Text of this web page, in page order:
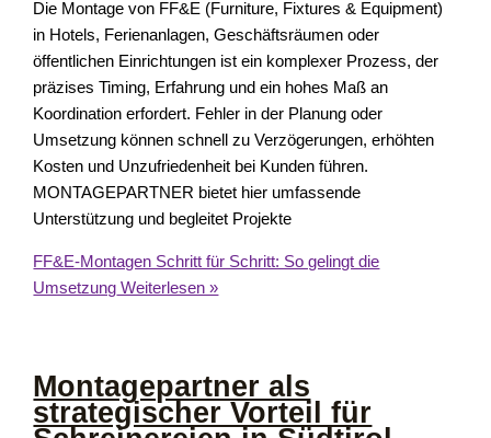
Die Montage von FF&E (Furniture, Fixtures & Equipment)
in Hotels, Ferienanlagen, Geschäftsräumen oder
öffentlichen Einrichtungen ist ein komplexer Prozess, der
präzises Timing, Erfahrung und ein hohes Maß an
Koordination erfordert. Fehler in der Planung oder
Umsetzung können schnell zu Verzögerungen, erhöhten
Kosten und Unzufriedenheit bei Kunden führen.
MONTAGEPARTNER bietet hier umfassende
Unterstützung und begleitet Projekte
FF&E-Montagen Schritt für Schritt: So gelingt die
Umsetzung Weiterlesen »
Montagepartner als
strategischer Vorteil für